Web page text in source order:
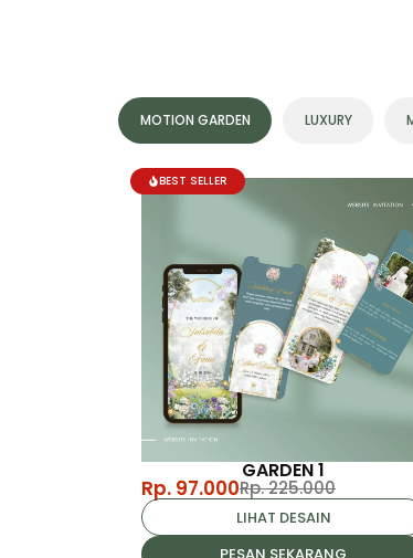
MOTION GARDEN LUXURY
BEST SELLER
GARDEN 1
Rp. 97.000Rp. 225.000
LIHAT DESAIN